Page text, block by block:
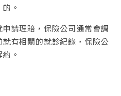
。
請理賠，保險公司通常會調
有相關的就診紀錄，保險公
。